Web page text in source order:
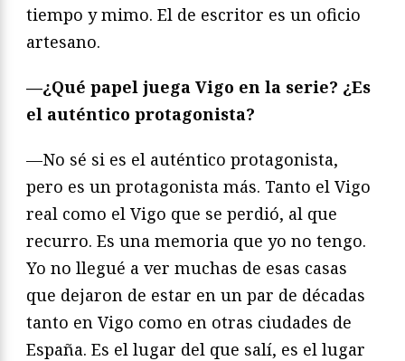
tiempo y mimo. El de escritor es un oficio
artesano.
—¿Qué papel juega Vigo en la serie? ¿Es
el auténtico protagonista?
—No sé si es el auténtico protagonista,
pero es un protagonista más. Tanto el Vigo
real como el Vigo que se perdió, al que
recurro. Es una memoria que yo no tengo.
Yo no llegué a ver muchas de esas casas
que dejaron de estar en un par de décadas
tanto en Vigo como en otras ciudades de
España. Es el lugar del que salí, es el lugar